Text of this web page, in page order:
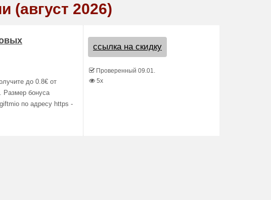
(август 2026)
до 0.8€ от
Размер бонуса
по адресу https -
ссылка на скидку
Проверенный 09.01.
5x